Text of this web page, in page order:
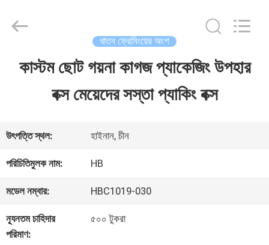
বাড়ি
আমাদের
সম্পর্কে
কারখানা
Reserved.
ধাতব ফ্রেমিংয়ের অংশ
কাস্টম ছোট গয়না কাগজ প্যাকেজিং উপহার
বক্স মেয়েদের সস্তা প্যাকিং বক্স
উৎপত্তি স্থল: হাইনান, চীন
পরিচিতিমুলক নাম: HB
মডেল নম্বার: HBC1019-030
ন্যূনতম চাহিদার
পরিমাণ:
৫০০ টুকরা